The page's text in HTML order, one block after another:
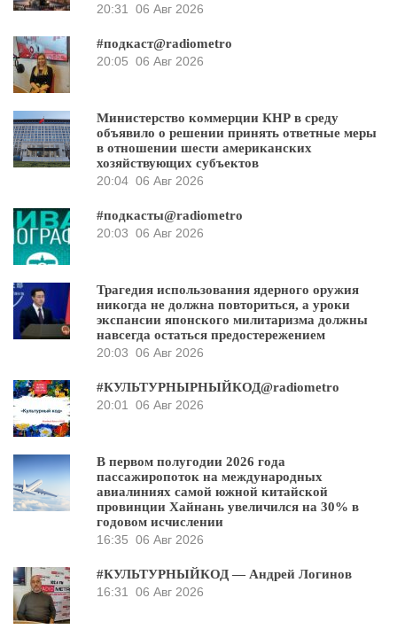
20:31 06 Авг 2026
#подкаст@radiometro
20:05 06 Авг 2026
Министерство коммерции КНР в среду
объявило о решении принять ответные меры
в отношении шести американских
хозяйствующих субъектов
20:04 06 Авг 2026
#подкасты@radiometro
20:03 06 Авг 2026
Трагедия использования ядерного оружия
никогда не должна повториться, а уроки
экспансии японского милитаризма должны
навсегда остаться предостережением
20:03 06 Авг 2026
#КУЛЬТУРНЫРНЫЙКОД@radiometro
20:01 06 Авг 2026
В первом полугодии 2026 года
пассажиропоток на международных
авиалиниях самой южной китайской
провинции Хайнань увеличился на 30% в
годовом исчислении
16:35 06 Авг 2026
#КУЛЬТУРНЫЙКОД — Андрей Логинов
16:31 06 Авг 2026